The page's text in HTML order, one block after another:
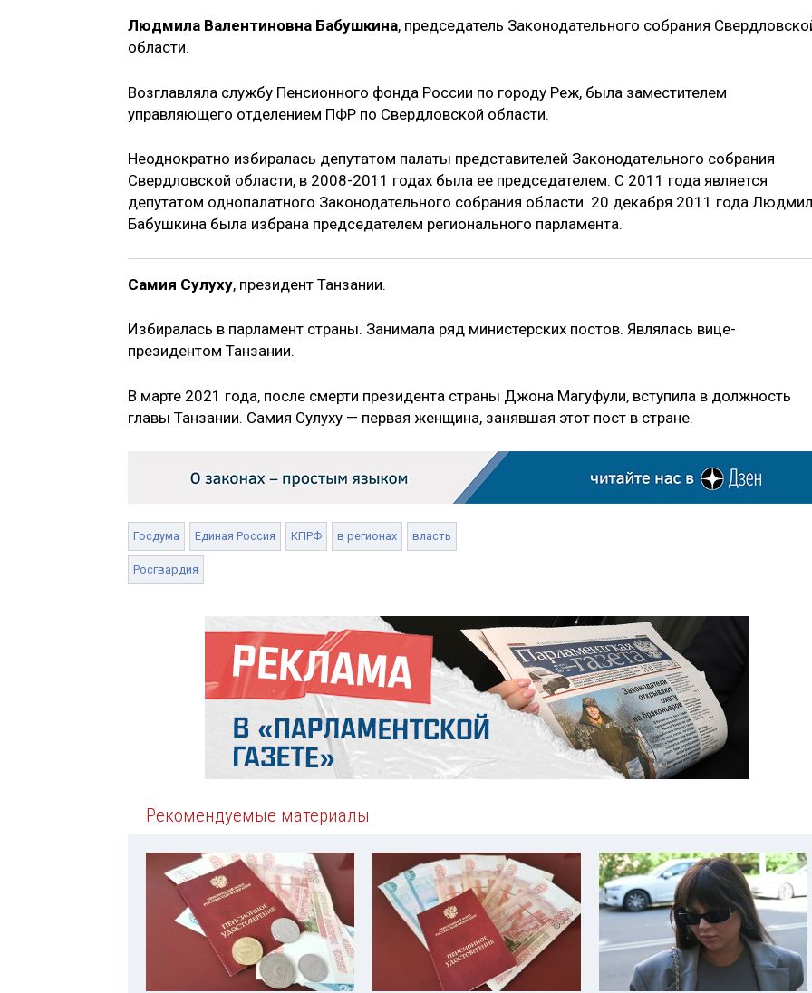
Людмила Валентиновна Бабушкина, председатель Законодательного собрания
области.
Возглавляла службу Пенсионного фонда России по городу Реж, была заместителем
управляющего отделением ПФР по Свердловской области.
Неоднократно избиралась депутатом палаты представителей Законодательного собрания
Свердловской области, в 2008-2011 годах была ее председателем. С 2011 года является
депутатом однопалатного Законодательного собрания области. 20 декабря 2011 года
Бабушкина была избрана председателем регионального парламента.
Самия Сулуху, президент Танзании.
Избиралась в парламент страны. Занимала ряд министерских постов. Являлась вице-
президентом Танзании.
В марте 2021 года, после смерти президента страны Джона Магуфули, вступила в должность
главы Танзании. Самия Сулуху — первая женщина, занявшая этот пост в стране.
Госдума Единая Россия КПРФ в регионах власть
Росгвардия
Рекомендуемые материалы